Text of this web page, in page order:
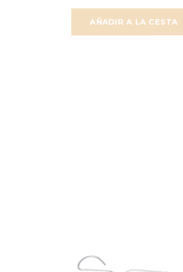
AÑADIR A LA CESTA